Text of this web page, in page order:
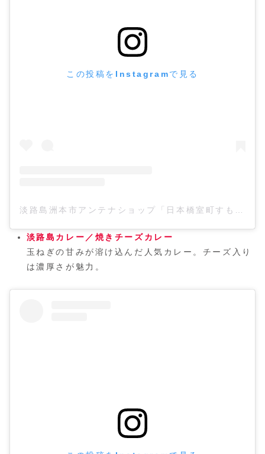
この投稿をInstagramで見る
淡路島カレー／焼きチーズカレー
玉ねぎの甘みが溶け込んだ人気カレー。チーズ入り
は濃厚さが魅力。